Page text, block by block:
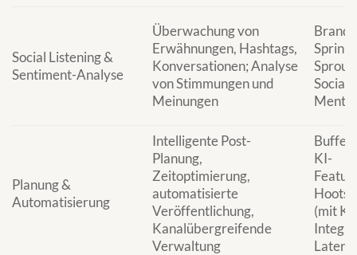
Social Listening &
Sentiment-Analyse
Überwachung von
Erwähnungen, Hashtags,
Konversationen; Analyse
von Stimmungen und
Meinungen
Sprout
Social,
Planung &
Automatisierung
Intelligente Post-
Planung,
Zeitoptimierung,
automatisierte
Veröffentlichung,
Kanalübergreifende
Verwaltung
Buffer
KI-
(mit KI-
Later